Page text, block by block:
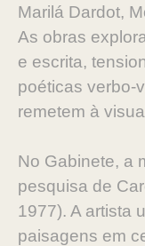
Marilá Dardot,
As obras
e escrita,
poéticas verbo-
remetem à
No Gabinete, a
pesquisa de
1977). A artista
paisagens em